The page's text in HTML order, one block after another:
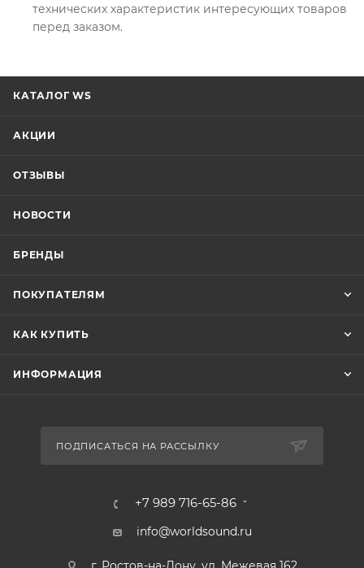
технических характеристик интересующих товаров
перед заказом.
КАТАЛОГ WS
АКЦИИ
ОТЗЫВЫ
НОВОСТИ
БРЕНДЫ
ПОКУПАТЕЛЯМ
КАК КУПИТЬ
ИНФОРМАЦИЯ
ПОДПИСАТЬСЯ НА РАССЫЛКУ
+7 989 716-65-86
info@worldsound.ru